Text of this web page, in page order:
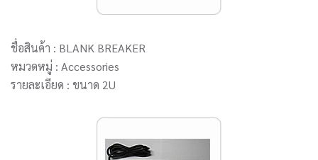
ชื่อสินค้า : BLANK BREAKER
หมวดหมู่ : Accessories
รายละเอียด : ขนาด 2U